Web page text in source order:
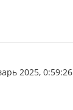
2025, 0:59:26